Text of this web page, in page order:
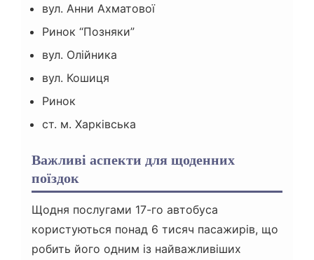
вул. Анни Ахматової
Ринок “Позняки”
вул. Олійника
вул. Кошиця
Ринок
ст. м. Харківська
Важливі аспекти для щоденних
поїздок
Щодня послугами 17-го автобуса
користуються понад 6 тисяч пасажирів, що
робить його одним із найважливіших